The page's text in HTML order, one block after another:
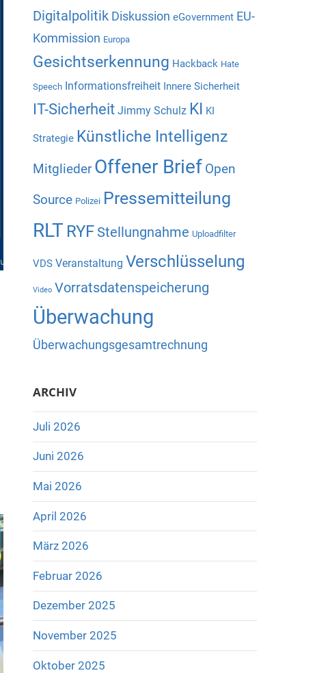
Digitalpolitik Diskussion eGovernment EU-
Kommission Europa
Gesichtserkennung Hackback Hate
Speech Informationsfreiheit Innere Sicherheit
IT-Sicherheit Jimmy Schulz KI KI
Strategie Künstliche Intelligenz
Mitglieder Offener Brief Open
Source Polizei Pressemitteilung
RLT RYF Stellungnahme Uploadfilter
VDS Veranstaltung Verschlüsselung
Video Vorratsdatenspeicherung
Überwachung
Überwachungsgesamtrechnung
ARCHIV
Juli 2026
Juni 2026
Mai 2026
April 2026
März 2026
Februar 2026
Dezember 2025
November 2025
Oktober 2025